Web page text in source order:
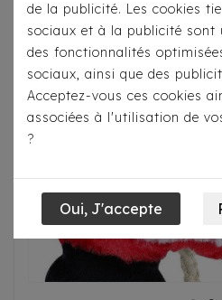
de la publicité. Les cookies
sociaux et à la publicité
des fonctionnalités
sociaux, ainsi que des
Acceptez-vous ces cookies
associées à l'utilisation de
?